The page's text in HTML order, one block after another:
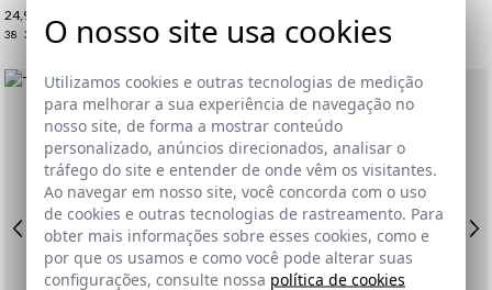
24,95 €
38 39 46
O nosso site usa cookies
Utilizamos cookies e outras tecnologias de medição
para melhorar a sua experiência de navegação no
nosso site, de forma a mostrar conteúdo
personalizado, anúncios direcionados, analisar o
tráfego do site e entender de onde vêm os visitantes.
Ao navegar em nosso site, você concorda com o uso
de cookies e outras tecnologias de rastreamento. Para
obter mais informações sobre esses cookies, como e
por que os usamos e como você pode alterar suas
configurações, consulte nossa política de cookies